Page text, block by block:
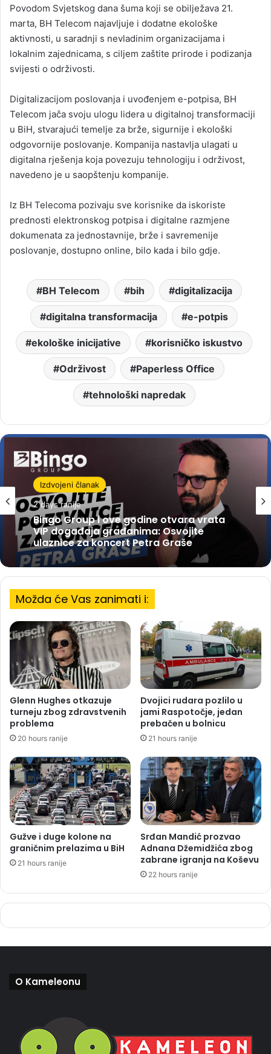
Povodom Svjetskog dana šuma koji se obilježava 21.
marta, BH Telecom najavljuje i dodatne ekološke
aktivnosti, u saradnji s nevladinim organizacijama i
lokalnim zajednicama, s ciljem zaštite prirode i podizanja
svijesti o održivosti.
Digitalizacijom poslovanja i uvođenjem e-potpisa, BH
Telecom jača svoju ulogu lidera u digitalnoj transformaciji
u BiH, stvarajući temelje za brže, sigurnije i ekološki
odgovornije poslovanje. Kompanija nastavlja ulagati u
digitalna rješenja koja povezuju tehnologiju i održivost,
navedeno je u saopštenju kompanije.
Iz BH Telecoma pozivaju sve korisnike da iskoriste
prednosti elektronskog potpisa i digitalne razmjene
dokumenata za jednostavnije, brže i savremenije
poslovanje, dostupno online, bilo kada i bilo gdje.
BH Telecom bih digitalizacija
digitalna transformacija e-potpis
ekološke inicijative korisničko iskustvo
Održivost Paperless Office
tehnološki napredak
Izdvojeni članak
2 days ranije
Bingo Group i ove godine otvara vrata
VIP događaja građanima: Osvojite
ulaznice za koncert Petra Graše
Možda će Vas zanimati i:
Glenn Hughes otkazuje
turneju zbog zdravstvenih
problema
20 hours ranije
Dvojici rudara pozlilo u
jami Raspotočje, jedan
prebačen u bolnicu
21 hours ranije
Gužve i duge kolone na
graničnim prelazima u BiH
21 hours ranije
Srđan Mandić prozvao
Adnana Džemidžića zbog
zabrane igranja na Koševu
22 hours ranije
O Kameleonu